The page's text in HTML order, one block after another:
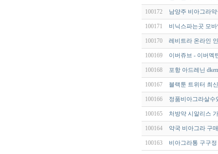
100172 남양주 비아그라
100171 비닉스파는곳 모
100170 레비트라 온라인
100169 이버쥬브 - 이버멕
100168 포항 아드레닌
100167 블랙툰 트위터 최
100166 정품비아그라살
100165 처방약 시알리스
100164 약국 비아그라 구
100163 비아그라통 구구